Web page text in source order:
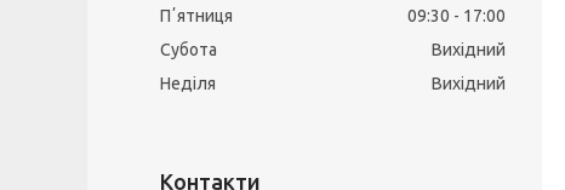
Пʼятниця
09:30
17:00
Субота
Вихідний
Неділя
Вихідний